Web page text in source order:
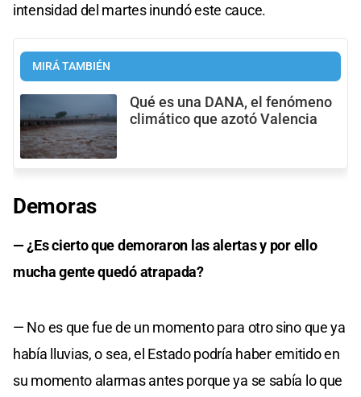
intensidad del martes inundó este cauce.
MIRÁ TAMBIÉN
Qué es una DANA, el fenómeno
climático que azotó Valencia
Demoras
— ¿Es cierto que demoraron las alertas y por ello
mucha gente quedó atrapada?
— No es que fue de un momento para otro sino que ya
había lluvias, o sea, el Estado podría haber emitido en
su momento alarmas antes porque ya se sabía lo que